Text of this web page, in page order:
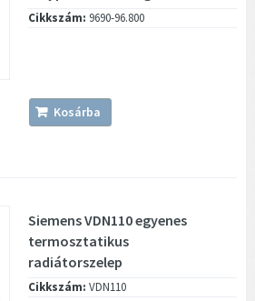
Cikkszám: 9690-96.800
Kosárba
Siemens VDN110 egyenes
termosztatikus
radiátorszelep
Cikkszám: VDN110